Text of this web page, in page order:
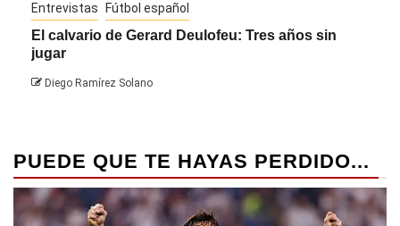
Entrevistas Fútbol español
El calvario de Gerard Deulofeu: Tres años sin
jugar
Diego Ramírez Solano
PUEDE QUE TE HAYAS PERDIDO...